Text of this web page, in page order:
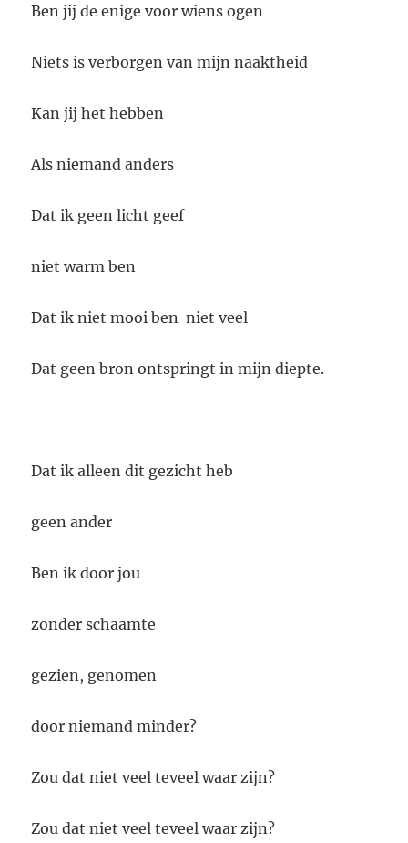
Ben jij de enige voor wiens ogen
Niets is verborgen van mijn naaktheid
Kan jij het hebben
Als niemand anders
Dat ik geen licht geef
niet warm ben
Dat ik niet mooi ben niet veel
Dat geen bron ontspringt in mijn diepte.
Dat ik alleen dit gezicht heb
geen ander
Ben ik door jou
zonder schaamte
gezien, genomen
door niemand minder?
Zou dat niet veel teveel waar zijn?
Zou dat niet veel teveel waar zijn?